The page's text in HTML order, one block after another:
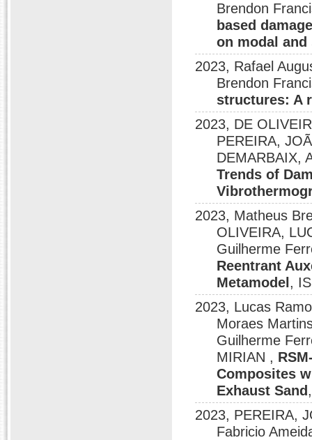
Brendon
based
on modal
2023, Rafael
Brendon
structures: A
2023, DE
PEREIRA,
DEMARBAIX,
Trends of
2023, Matheus
OLIVEIRA,
Guilherme
Reentrant
Metamodel ,
2023, Lucas
Moraes
Guilherme
MIRIAN ,
Composites
Exhaust Sand
2023, PEREIRA,
Fabricio